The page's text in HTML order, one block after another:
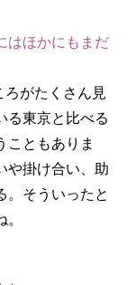
ほかにもまだ
がたくさん見
る東京と比べる
こともありま
や掛け合い、助
。そういったと